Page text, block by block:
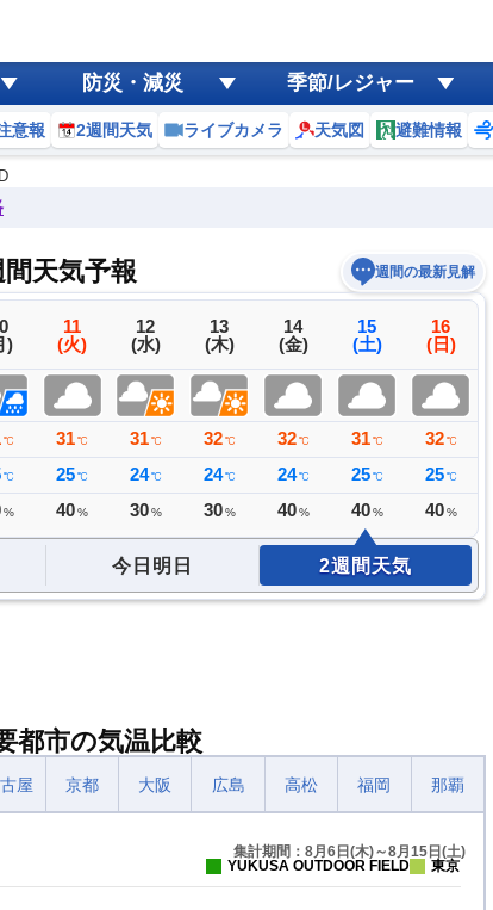
防災・減災 季節/レジャー
意報 2週間天気 ライブカメラ 天気図 避難情報
天気予報 週間の最新見解
)
℃
℃
%
11
(火)
31℃
25℃
40%
12
(水)
31℃
24℃
30%
13
(木)
32℃
24℃
30%
14
(金)
32 ℃
24 ℃
40 %
15
(土)
31 ℃
25 ℃
40 %
16
(日)
32 ℃
25 ℃
40 %
今日明日 2週間天気
都市の気温比較
屋 京都 大阪 広島 高松 福岡 那覇
集計期間：8月6日(木)～8月15日(土)
YUKUSA OUTDOOR FIELD
東京